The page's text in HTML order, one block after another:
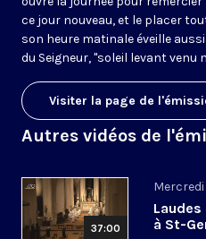
ce jour nouveau, et le placer
son heure matinale éveille
du Seigneur, "soleil levant venu
Visiter la page de
Autres vidéos de
37:00
à St-